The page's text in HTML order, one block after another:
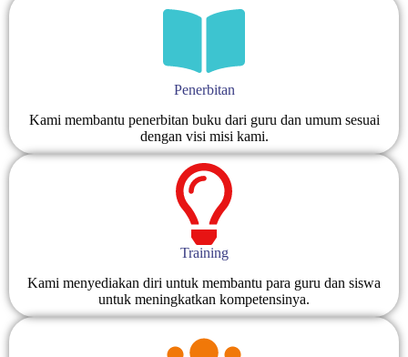
Penerbitan
Kami membantu penerbitan buku dari guru dan umum sesuai
dengan visi misi kami.
Training
Kami menyediakan diri untuk membantu para guru dan siswa
untuk meningkatkan kompetensinya.